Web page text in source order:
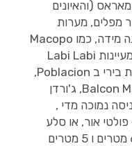
(והאיונים
מפלים, מערות
ומעיינות טבעיים מופלאים בכל קנה מידה, כמו Macopo
ומפלי Sad Sad ב Sta Teresa, מעיינות Labi Labi
שבDaragan , בואנה ויסטה,מערת בירי ב Poblacion,
ג'ורדן, מערת Bucoy ב Balcon Maravilla, ג'ורדן
נמוכה מדי ,
אור, או סלע
קווארץ וגם אגם קטן בעומק של 6 מטרים ו 5 מטרים